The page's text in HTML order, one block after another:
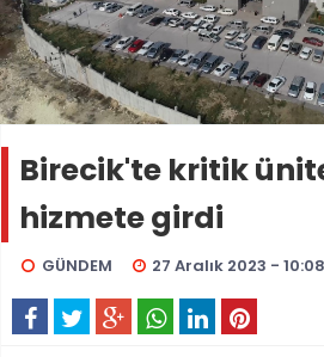
Birecik'te kritik
hizmete girdi
GÜNDEM 27 Aralık 2023 - 10:08